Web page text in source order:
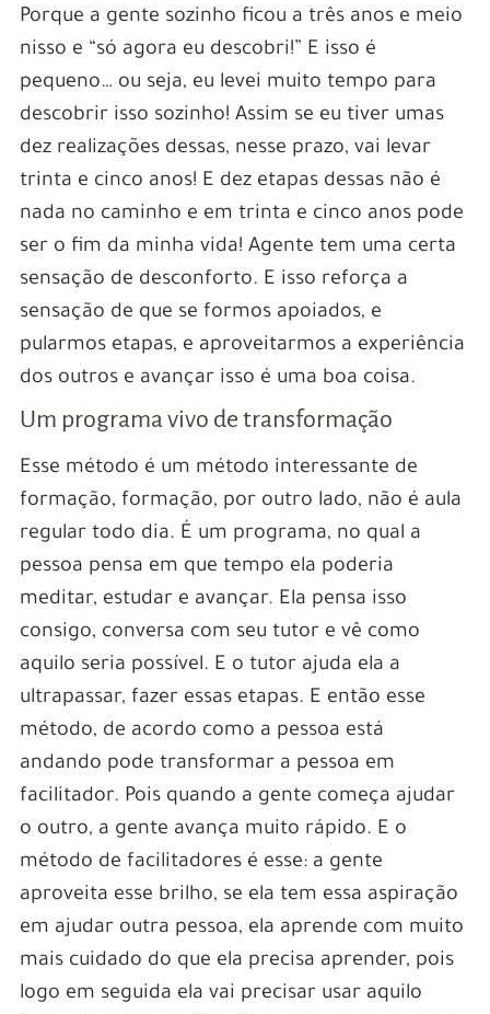
Porque a gente sozinho ficou a três anos e meio
nisso e “só agora eu descobri!” E isso é
pequeno… ou seja, eu levei muito tempo para
descobrir isso sozinho! Assim se eu tiver umas
dez realizações dessas, nesse prazo, vai levar
trinta e cinco anos! E dez etapas dessas não é
nada no caminho e em trinta e cinco anos pode
ser o fim da minha vida! Agente tem uma certa
sensação de desconforto. E isso reforça a
sensação de que se formos apoiados, e
pularmos etapas, e aproveitarmos a experiência
dos outros e avançar isso é uma boa coisa.
Um programa vivo de transformação
Esse método é um método interessante de
formação, formação, por outro lado, não é aula
regular todo dia. É um programa, no qual a
pessoa pensa em que tempo ela poderia
meditar, estudar e avançar. Ela pensa isso
consigo, conversa com seu tutor e vê como
aquilo seria possível. E o tutor ajuda ela a
ultrapassar, fazer essas etapas. E então esse
método, de acordo como a pessoa está
andando pode transformar a pessoa em
facilitador. Pois quando a gente começa ajudar
o outro, a gente avança muito rápido. E o
método de facilitadores é esse: a gente
aproveita esse brilho, se ela tem essa aspiração
em ajudar outra pessoa, ela aprende com muito
mais cuidado do que ela precisa aprender, pois
logo em seguida ela vai precisar usar aquilo